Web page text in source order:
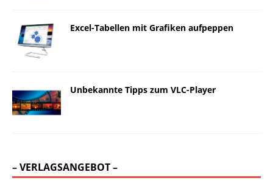
Excel-Tabellen mit Grafiken aufpeppen
Unbekannte Tipps zum VLC-Player
– VERLAGSANGEBOT –